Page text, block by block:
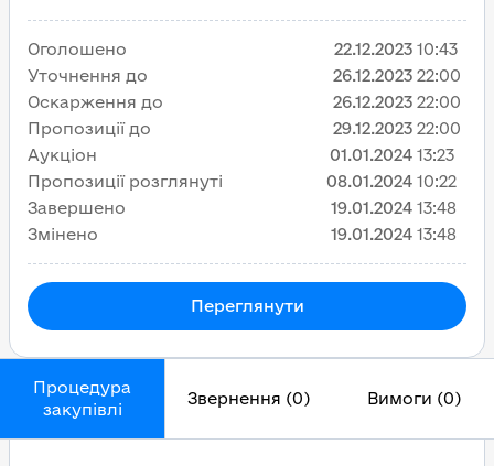
Процедура
закупівлі
Звернення (0) Вимоги (0)
Оголошено 22.12.2023 10:43
Уточнення до
26.12.2023 22:00
Оскарження до
26.12.2023 22:00
Пропозиції до
29.12.2023 22:00
Аукціон
01.01.2024 13:23
Пропозиції розглянуті
08.01.2024 10:22
Завершено
19.01.2024 13:48
Змінено
19.01.2024 13:48
Переглянути